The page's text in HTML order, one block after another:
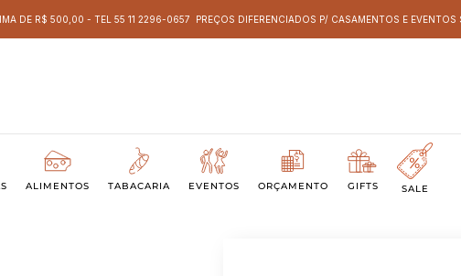
DE R$ 500,00 - TEL 55 11 2296-0657 PREÇOS DIFERENCIADOS P/ CASAMENTOS E EVENTOS
ALIMENTOS TABACARIA EVENTOS ORÇAMENTO GIFTS SALE